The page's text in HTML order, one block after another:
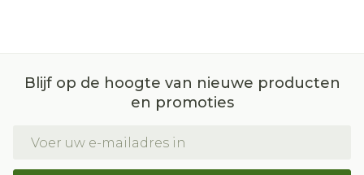
Blijf op de hoogte van nieuwe producten
en promoties